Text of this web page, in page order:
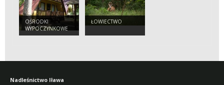
OŚRODKI
WYPOCZYNKOWE
MAKOWO
ŁOWIECTWO
Nadleśnictwo Iława